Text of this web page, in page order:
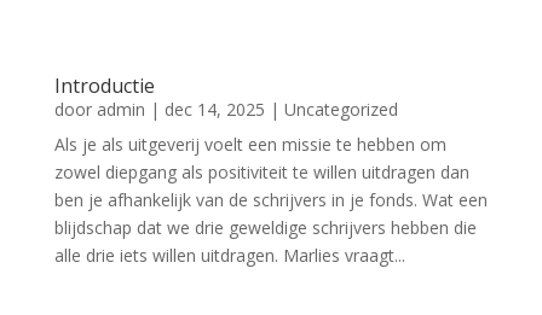
Introductie
door admin | dec 14, 2025 | Uncategorized
Als je als uitgeverij voelt een missie te hebben om
zowel diepgang als positiviteit te willen uitdragen dan
ben je afhankelijk van de schrijvers in je fonds. Wat een
blijdschap dat we drie geweldige schrijvers hebben die
alle drie iets willen uitdragen. Marlies vraagt...